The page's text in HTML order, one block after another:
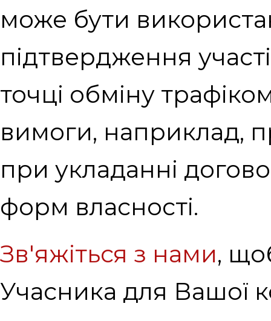
може бути
підтвердження
точці обміну
вимоги, наприклад,
при укладанні
форм власності.
Зв'яжіться з нами,
Учасника для Вашої